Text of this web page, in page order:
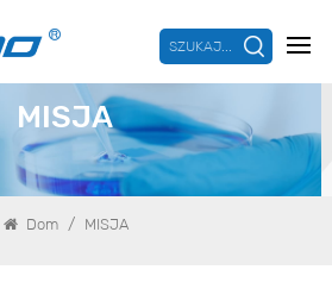
SZUKAJ...
MISJA
Dom / MISJA